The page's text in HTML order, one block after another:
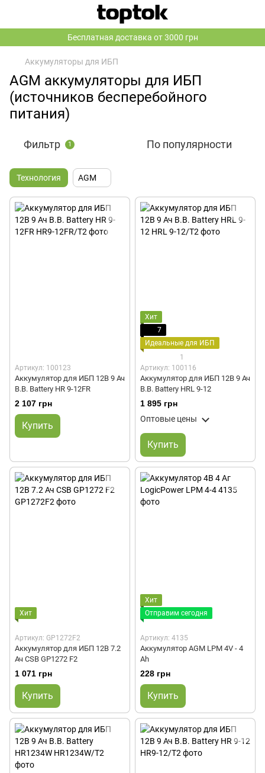
Бесплатная доставка от 3000 грн
Аккумуляторы для ИБП
AGM аккумуляторы для ИБП
(источников бесперебойного
питания)
Фильтр 1 По популярности
Технология AGM
Артикул: 100123
Аккумулятор для ИБП 12В 9 Ач
B.B. Battery HR 9-12FR
2 107 грн
Купить
Хит
7
Идеальные для ИБП
1
Артикул: 100116
Аккумулятор для ИБП 12В 9 Ач
B.B. Battery HRL 9-12
1 895 грн
Оптовые цены
Купить
Хит
Артикул: GP1272F2
Аккумулятор для ИБП 12В 7.2
Ач CSB GP1272 F2
1 071 грн
Купить
Хит
Отправим сегодня
Артикул: 4135
Аккумулятор AGM LPM 4V - 4
Ah
228 грн
Купить